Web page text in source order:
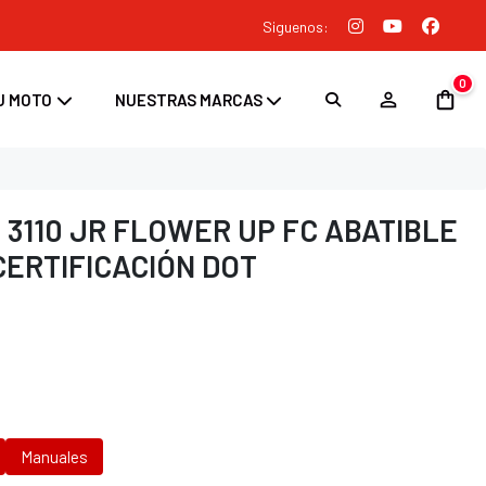
Siguenos:
MOTO NUESTRAS MARCAS
0
3110 JR FLOWER UP FC ABATIBLE
DOT
Manuales